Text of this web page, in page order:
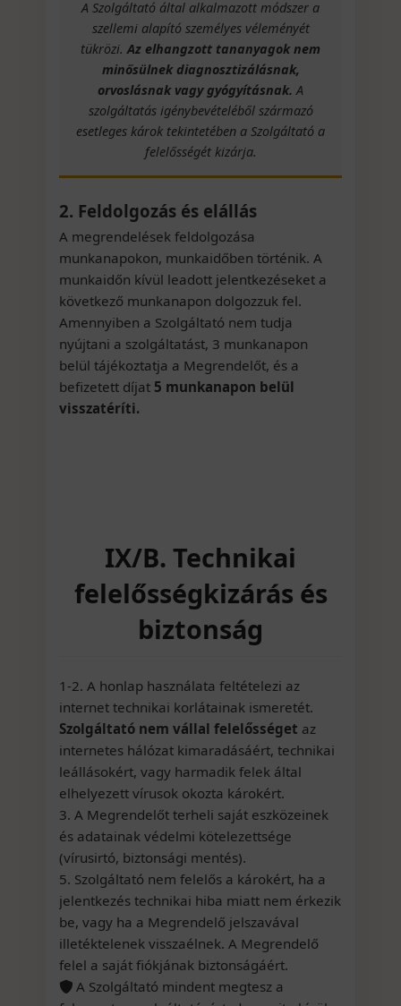
A Szolgáltató által alkalmazott módszer a
szellemi alapító személyes véleményét
tükrözi.Az elhangzott tananyagok nem
minősülnek diagnosztizálásnak,
orvoslásnak vagy gyógyításnak. A
szolgáltatás igénybevételéből származó
esetleges károk tekintetében a Szolgáltató a
felelősségét kizárja.
2. Feldolgozás és elállás
A megrendelések feldolgozása
munkanapokon, munkaidőben történik. A
munkaidőn kívül leadott jelentkezéseket a
következő munkanapon dolgozzuk fel.
Amennyiben a Szolgáltató nem tudja
nyújtani a szolgáltatást, 3 munkanapon
belül tájékoztatja a Megrendelőt, és a
befizetett díjat 5 munkanapon belül
visszatéríti.
IX/B. Technikai
felelősségkizárás és
biztonság
1-2. A honlap használata feltételezi az
internet technikai korlátainak ismeretét.
Szolgáltató nem vállal felelősséget az
internetes hálózat kimaradásáért, technikai
leállásokért, vagy harmadik felek által
elhelyezett vírusok okozta károkért.
3. A Megrendelőt terheli saját eszközeinek
és adatainak védelmi kötelezettsége
(vírusirtó, biztonsági mentés).
5. Szolgáltató nem felelős a károkért, ha a
jelentkezés technikai hiba miatt nem érkezik
be, vagy ha a Megrendelő jelszavával
illetéktelenek visszaélnek. A Megrendelő
felel a saját fiókjának biztonságáért.
A Szolgáltató mindent megtesz a